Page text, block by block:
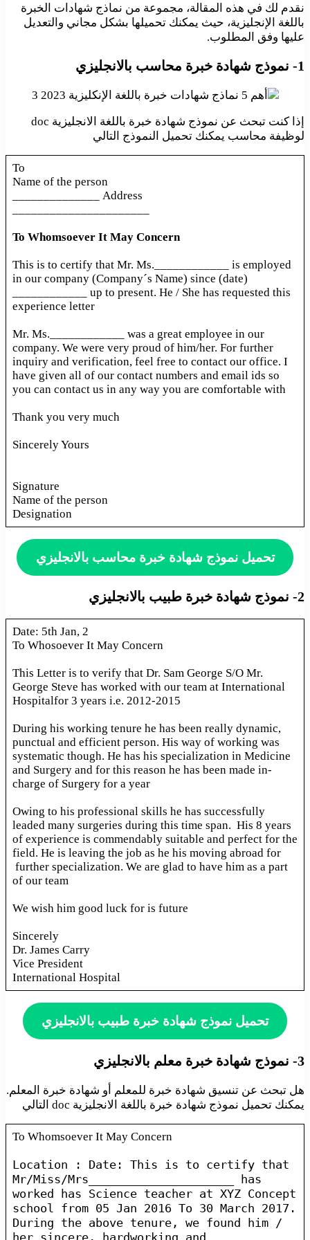
نقدم لك في هذه المقالة، مجموعة من نماذج شهادات الخبرة
باللغة الإنجليزية، حيث يمكنك تحميلها بشكل مجاني والتعديل
عليها وفق المطلوب.
1- نموذج شهادة خبرة محاسب بالانجليزي
إذا كنت تبحث عن نموذج شهادة خبرة باللغة الانجليزية doc
لوظيفة محاسب يمكنك تحميل النموذج التالي
To
Name of the person
Address ______________
To Whomsoever It May Concern
This is to certify that Mr. Ms.____________ is employed
in our company (Company´s Name) since (date)
____________ up to present. He / She has requested this
experience letter
Mr. Ms.____________ was a great employee in our
company. We were very proud of him/her. For further
inquiry and verification, feel free to contact our office. I
have given all of our contact numbers and email ids so
you can contact us in any way you are comfortable with
Thank you very much
Sincerely Yours
Signature
Name of the person
Designation
تحميل نموذج شهادة خبرة محاسب بالانجليزي
2- نموذج شهادة خبرة طبيب بالانجليزي
Date: 5th Jan, 2
To Whosoever It May Concern
This Letter is to verify that Dr. Sam George S/O Mr.
George Steve has worked with our team at International
Hospitalfor 3 years i.e. 2012-2015
During his working tenure he has been really dynamic,
punctual and efficient person. His way of working was
systematic though. He has his specialization in Medicine
and Surgery and for this reason he has been made in-
charge of Surgery for a year
Owing to his professional skills he has successfully
leaded many surgeries during this time span. His 8 years
of experience is commendably suitable and perfect for the
field. He is leaving the job as he his moving abroad for
further specialization. We are glad to have him as a part
of our team
We wish him good luck for is future
Sincerely
Dr. James Carry
Vice President
International Hospital
تحميل نموذج شهادة خبرة طبيب بالانجليزي
3- نموذج شهادة خبرة معلم بالانجليزي
هل تبحث عن تنسيق شهادة خبرة للمعلم أو شهادة خبرة المعلم.
يمكنك تحميل نموذج شهادة خبرة باللغة الانجليزية doc التالي
To Whomsoever It May Concern
Location : Date: This is to certify that
Mr/Miss/Mrs_____________________ has
worked has Science teacher at XYZ Concept
school from 05 Jan 2016 To 30 March 2017.
During the above tenure, we found him /
her sincere, hardworking and